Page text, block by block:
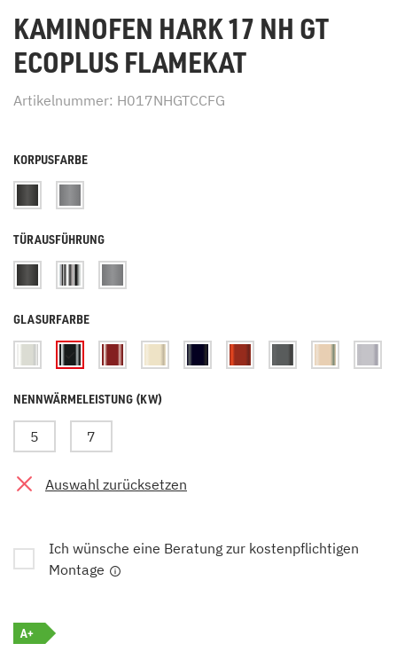
KAMINOFEN HARK 17 NH GT
ECOPLUS FLAMEKAT
Artikelnummer: H017NHGTCCFG
KORPUSFARBE
TÜRAUSFÜHRUNG
GLASURFARBE
NENNWÄRMELEISTUNG (KW)
5 7
Auswahl zurücksetzen
Ich wünsche eine Beratung zur kostenpflichtigen
Montage
A+